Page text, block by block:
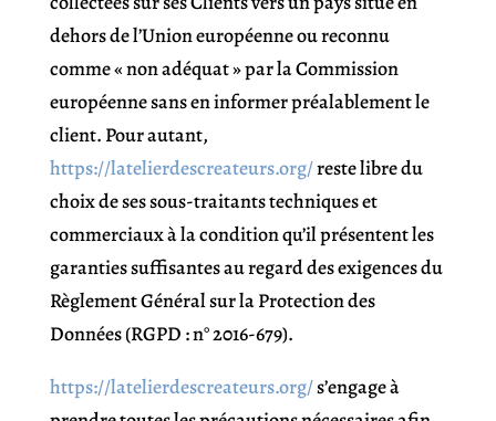
dehors de l’Union européenne ou reconnu
comme « non adéquat » par la Commission
européenne sans en informer préalablement le
client. Pour autant,
https://latelierdescreateurs.org/reste libre du
choix de ses sous-traitants techniques et
commerciaux à la condition qu’il présentent les
garanties suffisantes au regard des exigences du
Règlement Général sur la Protection des
Données (RGPD : n° 2016-679).
https://latelierdescreateurs.org/s’engage à